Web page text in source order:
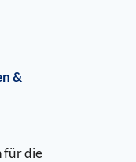
&
für die